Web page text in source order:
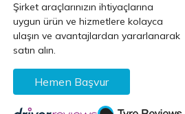
Şirket araçlarınızın ihtiyaçlarına
uygun ürün ve hizmetlere kolayca
ulaşın ve avantajlardan yararlanarak
satın alın.
Hemen Başvur